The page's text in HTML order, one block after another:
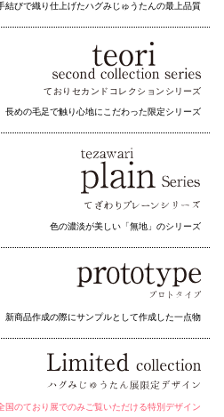
結びで織り仕上げたハグみじゅうたんの最上品質
ておりセカンドコレクション シリーズ
長めの毛足で触り心地にこだわった限定シリーズ
色の濃淡が美しい「無地」のシリーズ
新商品作成の際にサンプルとして作成した一点物
国のており展でのみご覧いただける特別デザイン